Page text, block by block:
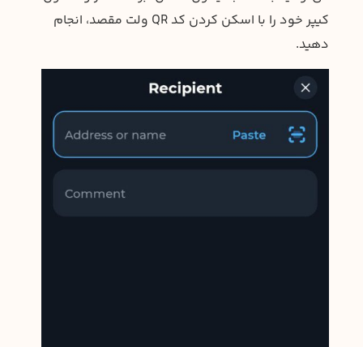
کیپر خود را با اسکن کردن کد QR ولت مقصد، انجام
دهید.